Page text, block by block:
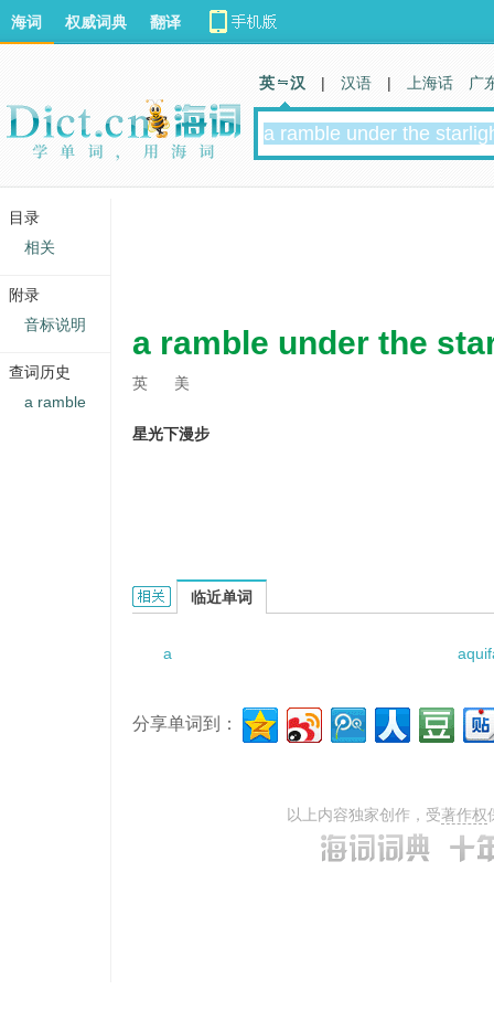
a ramble under the
英 美
星光下漫步
a ramble under the starlight的相关资料：
临近单词
a
分享单词到：
以上内容独家创作，受著作权
海词 权威词典 翻译
英 汉 | 汉语 | 上海话 广
目录
相关
附录
音标说明
查词历史
a ramble